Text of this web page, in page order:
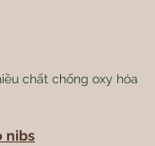
chất chống oxy hóa
nibs